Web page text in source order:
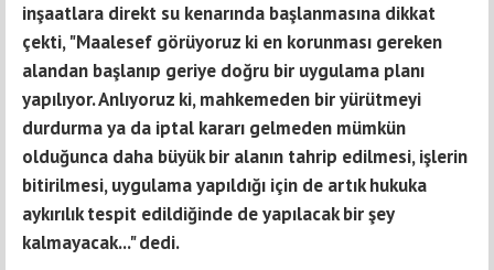
inşaatlara direkt su kenarında başlanmasına dikkat
çekti, "Maalesef görüyoruz ki en korunması gereken
alandan başlanıp geriye doğru bir uygulama planı
yapılıyor. Anlıyoruz ki, mahkemeden bir yürütmeyi
durdurma ya da iptal kararı gelmeden mümkün
olduğunca daha büyük bir alanın tahrip edilmesi, işlerin
bitirilmesi, uygulama yapıldığı için de artık hukuka
aykırılık tespit edildiğinde de yapılacak bir şey
kalmayacak..." dedi.